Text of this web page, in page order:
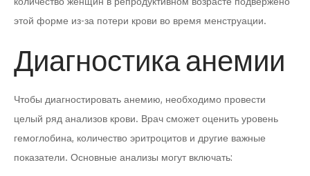
этой форме из-за потери крови во время менструации.
Диагностика анемии
Чтобы диагностировать анемию, необходимо провести
целый ряд анализов крови. Врач сможет оценить уровень
гемоглобина, количество эритроцитов и другие важные
показатели. Основные анализы могут включать: